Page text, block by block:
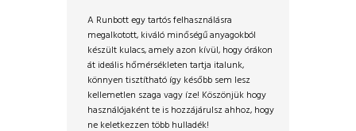
A Runbott egy tartós felhasználásra
megalkotott, kiváló minőségű anyagokból
készült kulacs, amely azon kívül, hogy órákon
át ideális hőmérsékleten tartja italunk,
könnyen tisztítható így később sem lesz
kellemetlen szaga vagy íze! Köszönjük hogy
használójaként te is hozzájárulsz ahhoz, hogy
ne keletkezzen több hulladék!